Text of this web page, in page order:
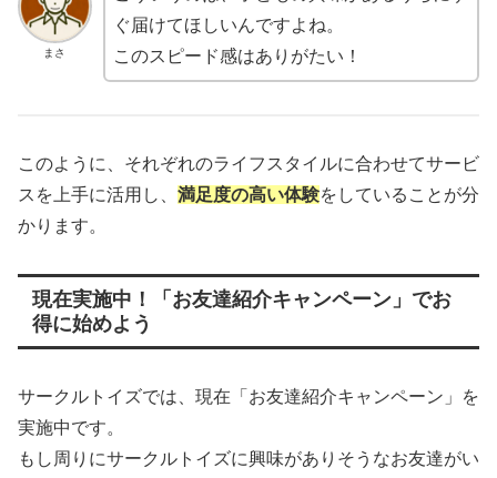
まさ
ぐ届けてほしいんですよね。
このスピード感はありがたい！
このように、それぞれのライフスタイルに合わせてサービ
スを上手に活用し、 満足度の高い体験をしていることが分
かります。
現在実施中！「お友達紹介キャンペーン」でお
得に始めよう
サークルトイズでは、現在「お友達紹介キャンペーン」を
実施中です。
もし周りにサークルトイズに興味がありそうなお友達がい